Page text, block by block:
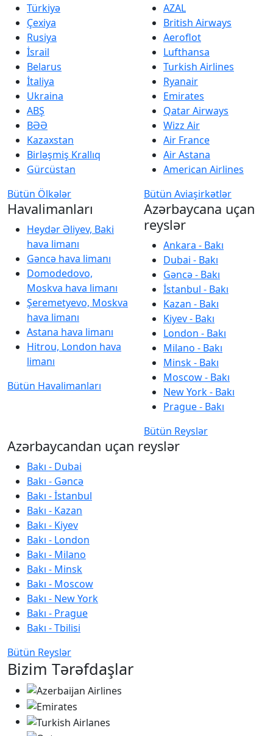
Türkiyə
Çexiya
Rusiya
İsrail
Belarus
İtaliya
Ukraina
ABŞ
BƏƏ
Kazaxstan
Birləşmiş Krallıq
Gürcüstan
Bütün Ölkələr
AZAL
British Airways
Aeroflot
Lufthansa
Turkish Airlines
Ryanair
Emirates
Qatar Airways
Wizz Air
Air France
Air Astana
American Airlines
Bütün Aviaşirkətlər
Havalimanları
Heydər Əliyev, Baki
hava limanı
Gəncə hava limanı
Domodedovo,
Moskva hava limanı
Şeremetyevo, Moskva
hava limanı
Astana hava limanı
Hitrou, London hava
limanı
Bütün Havalimanları
Azərbaycana uçan
reyslər
Ankara - Bakı
Dubai - Bakı
Gəncə - Bakı
İstanbul - Bakı
Kazan - Bakı
Kiyev - Bakı
London - Bakı
Milano - Bakı
Minsk - Bakı
Moscow - Bakı
New York - Bakı
Prague - Bakı
Bütün Reyslər
Azərbaycandan uçan reyslər
Bakı - Dubai
Bakı - Gəncə
Bakı - İstanbul
Bakı - Kazan
Bakı - Kiyev
Bakı - London
Bakı - Milano
Bakı - Minsk
Bakı - Moscow
Bakı - New York
Bakı - Prague
Bakı - Tbilisi
Bütün Reyslər
Bizim Tərəfdaşlar